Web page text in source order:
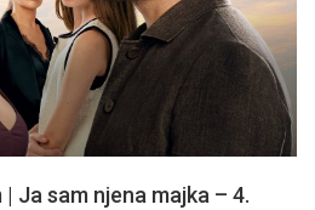
Ja sam njena majka – 4.